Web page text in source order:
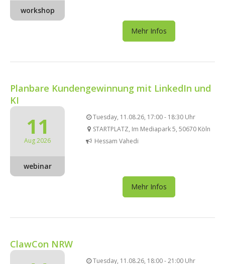
workshop
Mehr Infos
Planbare Kundengewinnung mit LinkedIn und
KI
11
Aug 2026
webinar
Tuesday, 11.08.26, 17:00 - 18:30 Uhr
STARTPLATZ, Im Mediapark 5, 50670 Köln
Hessam Vahedi
Mehr Infos
ClawCon NRW
Tuesday, 11.08.26, 18:00 - 21:00 Uhr